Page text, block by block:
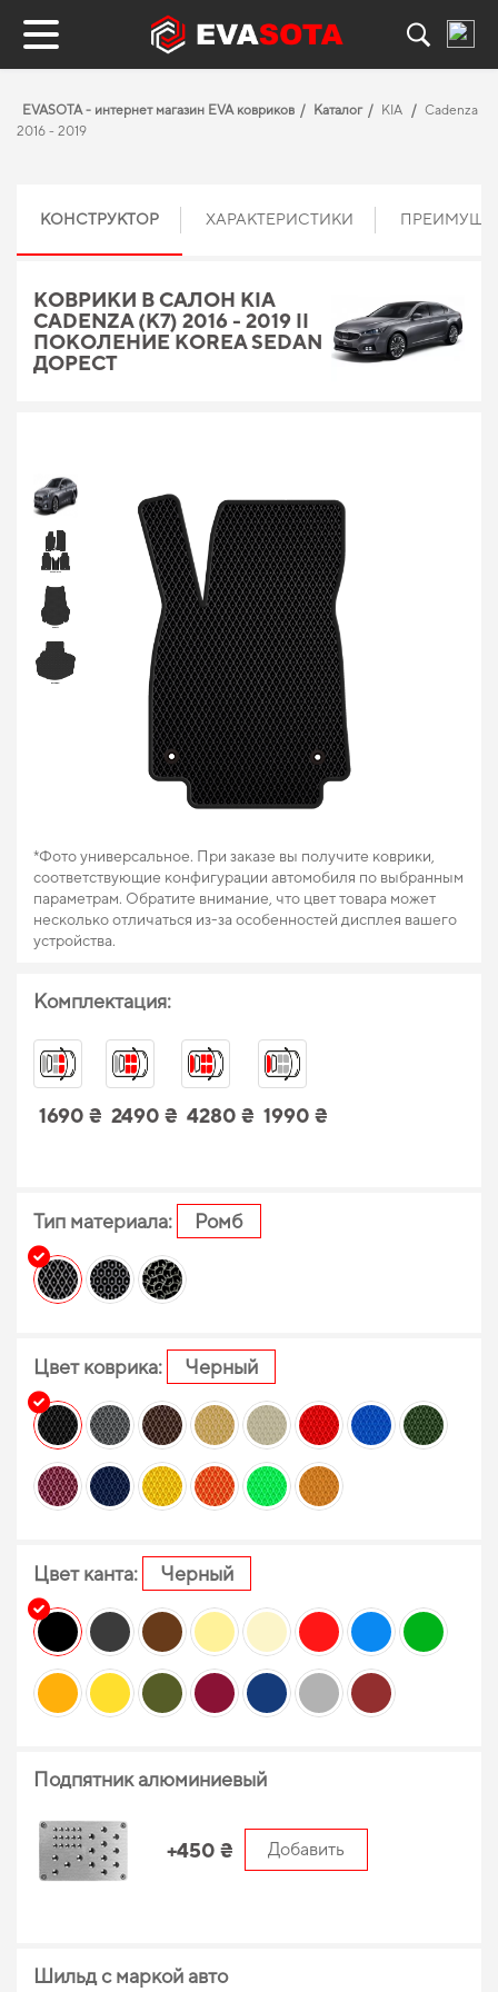
EVASOTA - интернет магазин EVA ковриков Каталог KIA
Cadenza
2016 - 2019
КОНСТРУКТОР ХАРАКТЕРИСТИКИ
КОВРИКИ В САЛОН KIA
CADENZA (K7) 2016 - 2019 II
ПОКОЛЕНИЕ KOREA SEDAN
ДОРЕСТ
*Фото универсальное. При заказе вы получите коврики,
соответствующие конфигурации автомобиля по выбранным
параметрам. Обратите внимание, что цвет товара может
несколько отличаться из-за особенностей дисплея вашего
устройства.
Комплектация:
1690 ₴ 2490 ₴ 4280 ₴ 1990 ₴
Тип материала: Ромб
Цвет коврика: Черный
Цвет канта: Черный
Подпятник алюминиевый
+450 ₴ Добавить
Шильд с маркой авто